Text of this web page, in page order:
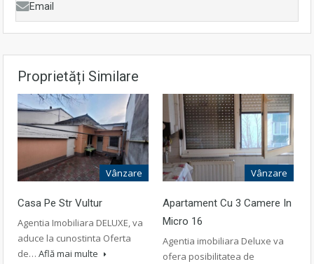
Email
Proprietăți Similare
Vânzare
Casa Pe Str Vultur
Agentia Imobiliara DELUXE, va
aduce la cunostinta Oferta
de… Află mai multe
Vânzare
Apartament Cu 3 Camere In
Micro 16
Agentia imobiliara Deluxe va
ofera posibilitatea de